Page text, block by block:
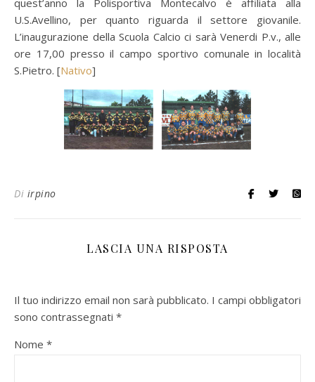
quest’anno la Polisportiva Montecalvo è affiliata alla
U.S.Avellino, per quanto riguarda il settore giovanile.
L’inaugurazione della Scuola Calcio ci sarà Venerdi P.v., alle
ore 17,00 presso il campo sportivo comunale in località
S.Pietro. [Nativo]
Di irpino
LASCIA UNA RISPOSTA
Il tuo indirizzo email non sarà pubblicato. I campi obbligatori
sono contrassegnati *
Nome *